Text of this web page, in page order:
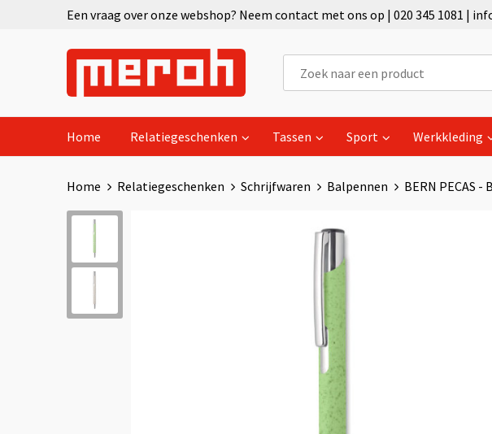
Een vraag over onze webshop? Neem contact met ons op | 020 345 1081 |
Home Relatiegeschenken Tassen Sport Werkkleding
Home Relatiegeschenken Schrijfwaren Balpennen BERN PECAS